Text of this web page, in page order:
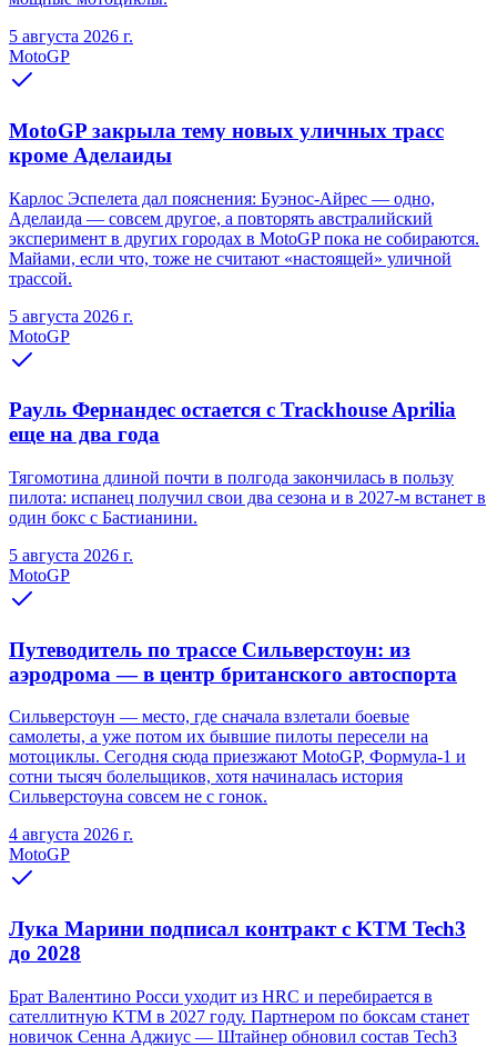
5 августа 2026 г.
MotoGP
MotoGP закрыла тему новых уличных трасс
кроме Аделаиды
Карлос Эспелета дал пояснения: Буэнос-Айрес — одно,
Аделаида — совсем другое, а повторять австралийский
эксперимент в других городах в MotoGP пока не собираются.
Майами, если что, тоже не считают «настоящей» уличной
трассой.
5 августа 2026 г.
MotoGP
Рауль Фернандес остается с Trackhouse Aprilia
еще на два года
Тягомотина длиной почти в полгода закончилась в пользу
пилота: испанец получил свои два сезона и в 2027-м встанет в
один бокс с Бастианини.
5 августа 2026 г.
MotoGP
Путеводитель по трассе Сильверстоун: из
аэродрома — в центр британского автоспорта
Сильверстоун — место, где сначала взлетали боевые
самолеты, а уже потом их бывшие пилоты пересели на
мотоциклы. Сегодня сюда приезжают MotoGP, Формула-1 и
сотни тысяч болельщиков, хотя начиналась история
Сильверстоуна совсем не с гонок.
4 августа 2026 г.
MotoGP
Лука Марини подписал контракт с KTM Tech3
до 2028
Брат Валентино Росси уходит из HRC и перебирается в
сателлитную KTM в 2027 году. Партнером по боксам станет
новичок Сенна Аджиус — Штайнер обновил состав Tech3